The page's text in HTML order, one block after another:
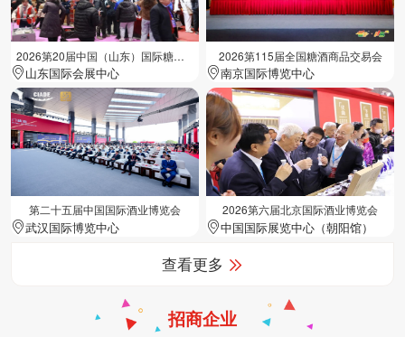
2026第20届中国（山东）国际糖酒食品交易会
山东国际会展中心
2026第115届全国糖酒商品交易会
南京国际博览中心
第二十五届中国国际酒业博览会
武汉国际博览中心
2026第六届北京国际酒业博览会
中国国际展览中心（朝阳馆）
查看更多
招商企业